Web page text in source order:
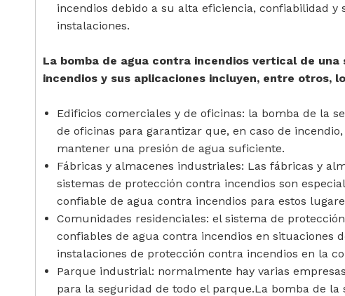
incendios debido a su alta eficiencia, confiabilidad
instalaciones.
La bomba de agua contra incendios vertical de
incendios y sus aplicaciones incluyen, entre otros,
Edificios comerciales y de oficinas: la bomba de la
de oficinas para garantizar que, en caso de
mantener una presión de agua suficiente.
Fábricas y almacenes industriales: Las fábricas y
sistemas de protección contra incendios son
confiable de agua contra incendios para estos
Comunidades residenciales: el sistema de
confiables de agua contra incendios en situaciones
instalaciones de protección contra incendios en la
Parque industrial: normalmente hay varias
para la seguridad de todo el parque.La bomba de